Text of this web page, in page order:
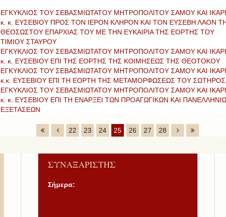
ΕΓΚΥΚΛΙΟΣ ΤΟΥ ΣΕΒΑΣΜΙΩΤΑΤΟΥ ΜΗΤΡΟΠΟΛΙΤΟΥ ΣΑΜΟΥ ΚΑΙ
κ. κ. ΕΥΣΕΒΙΟΥ ΠΡΟΣ ΤΟΝ ΙΕΡΟΝ ΚΛΗΡΟΝ ΚΑΙ ΤΟΝ ΕΥΣΕΒΗ ΛΑΟΝ
ΘΕΟΣΩΣΤΟΥ ΕΠΑΡΧΙΑΣ ΤΟΥ ΜΕ ΤΗΝ ΕΥΚΑΙΡΙΑ ΤΗΣ ΕΟΡΤΗΣ ΤΟΥ
ΤΙΜΙΟΥ ΣΤΑΥΡΟΥ
ΕΓΚΥΚΛΙΟΣ ΤΟΥ ΣΕΒΑΣΜΙΩΤΑΤΟΥ ΜΗΤΡΟΠΟΛΙΤΟΥ ΣΑΜΟΥ ΚΑΙ
κ. κ. ΕΥΣΕΒΙΟΥ ΕΠΙ ΤΗΣ ΕΟΡΤΗΣ ΤΗΣ ΚΟΙΜΗΣΕΩΣ ΤΗΣ ΘΕΟΤΟΚΟΥ
ΕΓΚΥΚΛΙΟΣ ΤΟΥ ΣΕΒΑΣΜΙΩΤΑΤΟΥ ΜΗΤΡΟΠΟΛΙΤΟΥ ΣΑΜΟΥ ΚΑΙ
κ.κ. ΕΥΣΕΒΙΟΥ ΕΠΙ ΤΗ ΕΟΡΤΗ ΤΗΣ ΜΕΤΑΜΟΡΦΩΣΕΩΣ ΤΟΥ ΣΩΤΗΡΟΣ
ΕΓΚΥΚΛΙΟΣ ΤΟΥ ΣΕΒΑΣΜΙΩΤΑΤΟΥ ΜΗΤΡΟΠΟΛΙΤΟΥ ΣΑΜΟΥ ΚΑΙ
κ. κ. ΕΥΣΕΒΙΟΥ ΕΠΙ ΤΗ ΕΝΑΡΞΕΙ ΤΩΝ ΠΡΟΑΓΩΓΙΚΩΝ ΚΑΙ
ΕΞΕΤΑΣΕΩΝ
22 23 24 25 26 27 28
ΣΥΝΑΞΑΡΙΣΤΗΣ
Σήμερα: